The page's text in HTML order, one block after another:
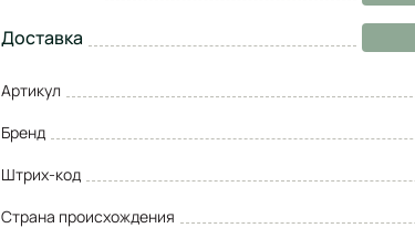
Доставка
Артикул
Бренд
Штрих-код
Страна происхождения